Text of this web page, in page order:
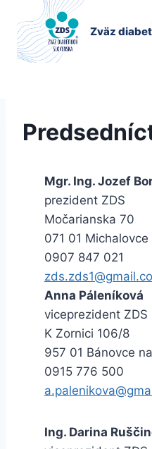
content
Zväz
Mgr. Ing. Jozef
prezident ZDS
Močarianska 70
071 01 Michalovce
0907 847 021
Anna Páleníková
viceprezident ZDS
K Zornici 106/8
957 01 Bánovce
0915 776 500
Ing. Darina